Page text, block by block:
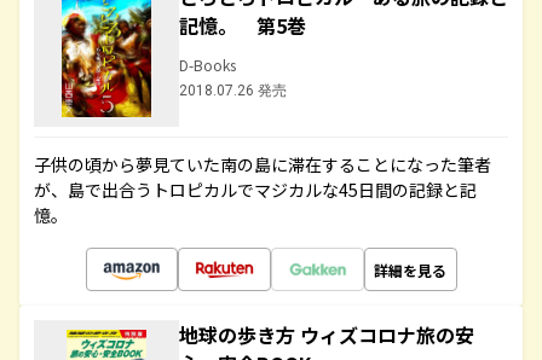
記憶。 第5巻
D-Books
2018.07.26 発売
子供の頃から夢見ていた南の島に滞在することになった筆者
が、島で出合うトロピカルでマジカルな45日間の記録と記
憶。
詳細を見る
地球の歩き方 ウィズコロナ旅の安